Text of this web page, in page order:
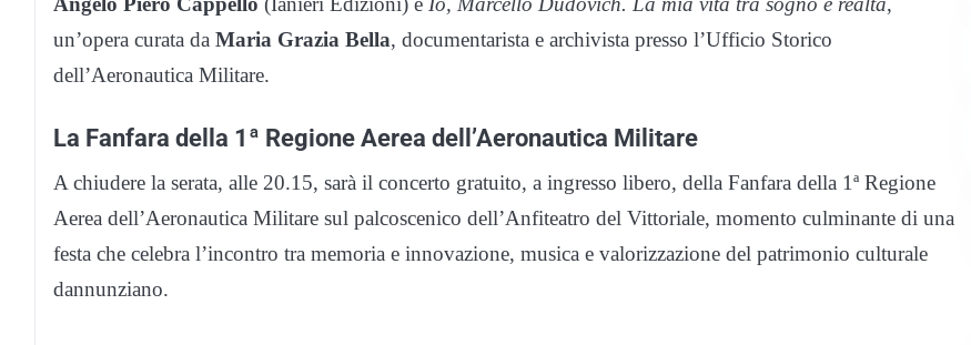
un’opera curata da Maria Grazia Bella, documentarista e archivista presso l’Ufficio Storico
dell’Aeronautica Militare.
La Fanfara della 1ª Regione Aerea dell’Aeronautica Militare
A chiudere la serata, alle 20.15, sarà il concerto gratuito, a ingresso libero, della Fanfara della 1ª Regione
Aerea dell’Aeronautica Militare sul palcoscenico dell’Anfiteatro del Vittoriale, momento culminante di una
festa che celebra l’incontro tra memoria e innovazione, musica e valorizzazione del patrimonio culturale
dannunziano.